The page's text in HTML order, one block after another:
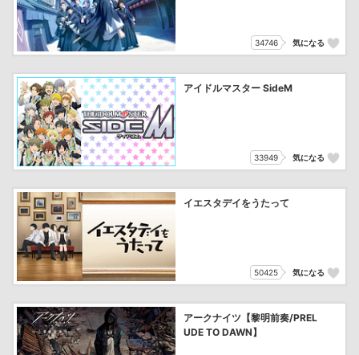
34746 気になる
アイドルマスター SideM
33949 気になる
イエスタデイをうたって
50425 気になる
アークナイツ【黎明前奏/PREL
UDE TO DAWN】